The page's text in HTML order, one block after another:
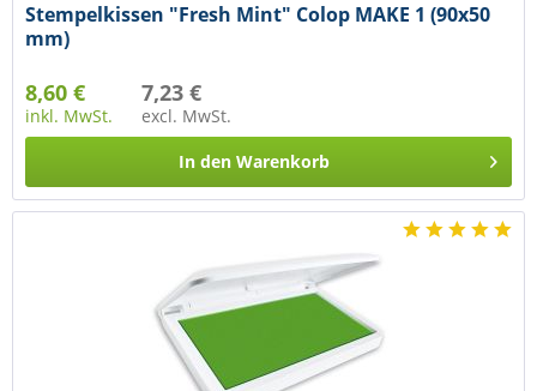
Stempelkissen "Fresh Mint" Colop MAKE 1 (90x50
mm)
8,60 €
inkl. MwSt.
7,23 €
excl. MwSt.
In den Warenkorb